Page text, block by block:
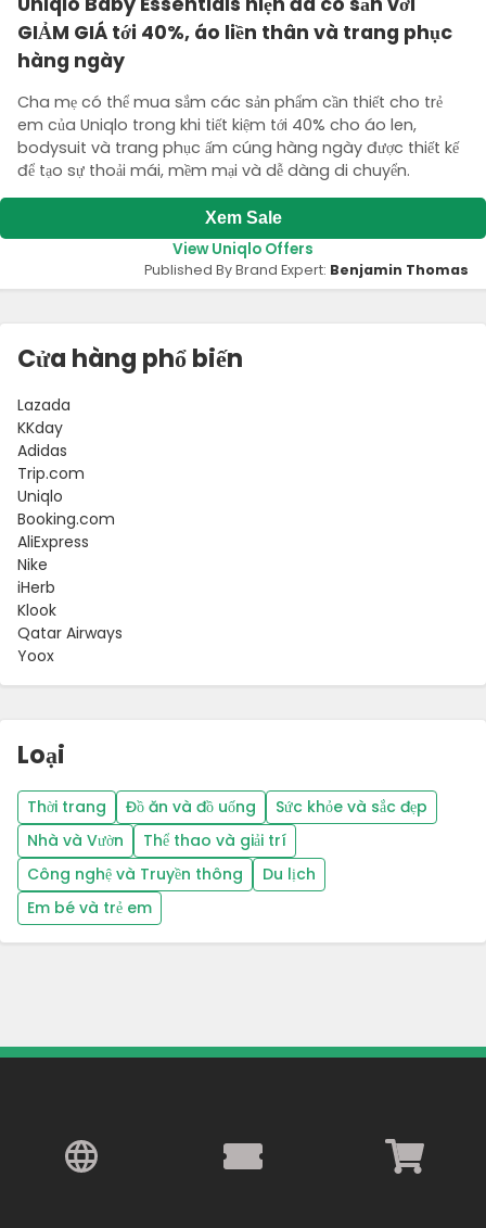
GIẢM GIÁ tới 40%, áo liền thân và trang phục
hàng ngày
Cha mẹ có thể mua sắm các sản phẩm cần thiết cho trẻ
em của Uniqlo trong khi tiết kiệm tới 40% cho áo len,
bodysuit và trang phục ấm cúng hàng ngày được thiết kế
để tạo sự thoải mái, mềm mại và dễ dàng di chuyển.
Xem Sale
View Uniqlo Offers
Published By Brand Expert: Benjamin Thomas
Cửa hàng phổ biến
Lazada
KKday
Adidas
Trip.com
Uniqlo
Booking.com
AliExpress
Nike
iHerb
Klook
Qatar Airways
Yoox
Loại
Thời trang Đồ ăn và đồ uống
Sức khỏe và sắc đẹp
Nhà và Vườn
Thể thao và giải trí
Công nghệ và Truyền thông
Du lịch
Em bé và trẻ em